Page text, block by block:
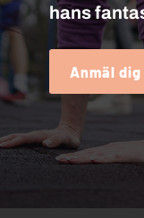
hans
Anmäl